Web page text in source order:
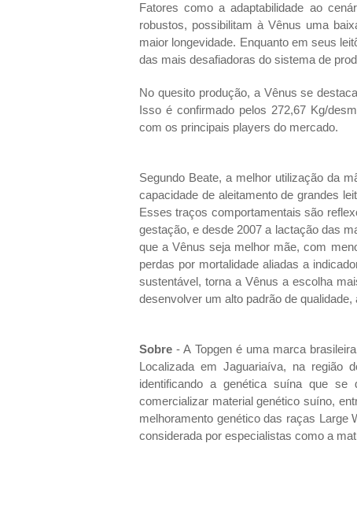
Fatores como a adaptabilidade ao
robustos, possibilitam à Vênus uma
maior longevidade. Enquanto em seus
das mais desafiadoras do sistema de
No quesito produção, a Vênus se
Isso é confirmado pelos 272,67 Kg/
com os principais players do mercado.
Segundo Beate, a melhor utilização da
capacidade de aleitamento de grandes
Esses traços comportamentais são
gestação, e desde 2007 a lactação das
que a Vênus seja melhor mãe, com
perdas por mortalidade aliadas a
sustentável, torna a Vênus a escolha
desenvolver um alto padrão de
Sobre - A Topgen é uma marca
Localizada em Jaguariaíva, na região
identificando a genética suína que
comercializar material genético suíno,
melhoramento genético das raças Large
considerada por especialistas como a